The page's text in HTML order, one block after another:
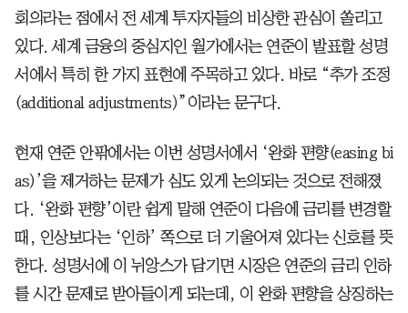
회의라는 점에서 전 세계 투자자들의 비상한 관심이 쏠리고
있다. 세계 금융의 중심지인 월가에서는 연준이 발표할 성명
서에서 특히 한 가지 표현에 주목하고 있다. 바로 “추가 조정
(additional adjustments)”이라는 문구다.
현재 연준 안팎에서는 이번 성명서에서 ‘완화 편향(easing bi
as)’을 제거하는 문제가 심도 있게 논의되는 것으로 전해졌
다. ‘완화 편향’이란 쉽게 말해 연준이 다음에 금리를 변경할
때, 인상보다는 ‘인하’ 쪽으로 더 기울어져 있다는 신호를 뜻
한다. 성명서에 이 뉘앙스가 담기면 시장은 연준의 금리 인하
를 시간 문제로 받아들이게 되는데, 이 완화 편향을 상징하는